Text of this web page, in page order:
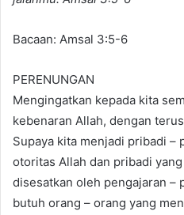
Bacaan: Amsal 3:5-6
PERENUNGAN
Mengingatkan kepada kita
kebenaran Allah, dengan
Supaya kita menjadi pribadi –
otoritas Allah dan pribadi
disesatkan oleh pengajaran –
butuh orang – orang yang